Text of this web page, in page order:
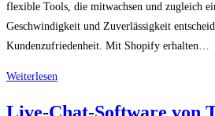
sofort
erstellen
flexible Tools, die mitwachsen und zugleich
Geschwindigkeit und Zuverlässigkeit
Kundenzufriedenheit. Mit Shopify erhalten…
Weiterlesen